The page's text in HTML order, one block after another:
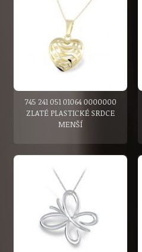
745 241 051 01064 0000000
ZLATÉ PLASTICKÉ SRDCE
MENŠÍ